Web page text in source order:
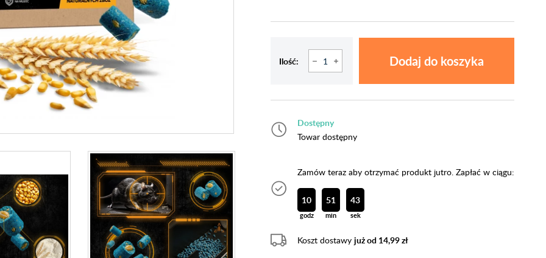
Ilość: Dodaj do koszyka
Dostępny
Towar dostępny
Zamów teraz aby otrzymać produkt jutro. Zapłać w ciągu:
10
godz
51
min
41
sek
Koszt dostawy już od 14,99 zł